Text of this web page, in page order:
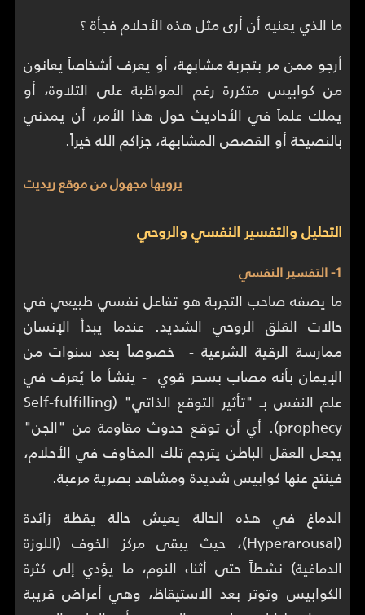
ما الذي يعنيه أن أرى مثل هذه الأحلام فجأة ؟
أرجو ممن مر بتجربة مشابهة، أو يعرف أشخاصاً يعانون
من كوابيس متكررة رغم المواظبة على التلاوة، أو
يملك علماً في الأحاديث حول هذا الأمر، أن يمدني
بالنصيحة أو القصص المشابهة، جزاكم الله خيراً.
يرويها مجهول من موقع ريديت
التحليل والتفسير النفسي والروحي
1- التفسير النفسي
ما يصفه صاحب التجربة هو تفاعل نفسي طبيعي في
حالات القلق الروحي الشديد. عندما يبدأ الإنسان
ممارسة الرقية الشرعية - خصوصاً بعد سنوات من
الإيمان بأنه مصاب بسحر قوي - ينشأ ما يُعرف في
علم النفس بـ "تأثير التوقع الذاتي" (Self-fulfilling
prophecy). أي أن توقع حدوث مقاومة من "الجن"
يجعل العقل الباطن يترجم تلك المخاوف في الأحلام،
فينتج عنها كوابيس شديدة ومشاهد بصرية مرعبة.
الدماغ في هذه الحالة يعيش حالة يقظة زائدة
(Hyperarousal)، حيث يبقى مركز الخوف (اللوزة
الدماغية) نشطاً حتى أثناء النوم، ما يؤدي إلى كثرة
الكوابيس وتوتر بعد الاستيقاظ، وهي أعراض قريبة